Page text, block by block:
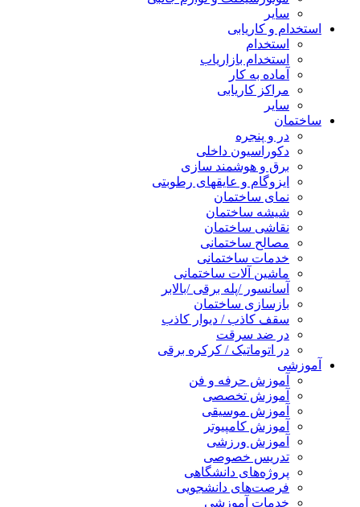
سایر
استخدام و کاریابی
استخدام
استخدام بازاریاب
آماده به کار
مراکز کاریابی
سایر
ساختمان
در و پنجره
دکوراسیون داخلی
برق و هوشمند سازی
ایزوگام و عایقهای رطوبتی
نمای ساختمان
شیشه ساختمان
نقاشی ساختمان
مصالح ساختمانی
خدمات ساختمانی
ماشین آلات ساختمانی
آسانسور /پله برقی /بالابر
بازسازی ساختمان
سقف کاذب / دیوار کاذب
در ضد سرقت
در اتوماتیک / کرکره برقی
آموزشی
آموزش حرفه و فن
آموزش تخصصی
آموزش موسیقی
آموزش کامپیوتر
آموزش ورزشی
تدریس خصوصی
پروژه‌های دانشگاهی
فرصت‌های دانشجویی
خدمات آموزشی